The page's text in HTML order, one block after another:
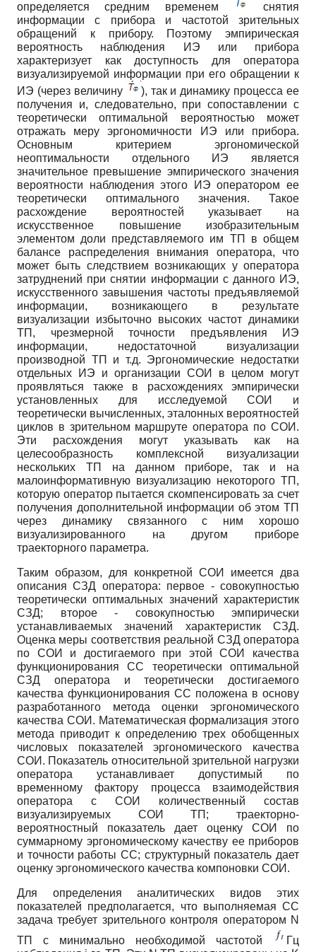
определяется средним временем
снятия
информации с прибора и частотой зрительных
обращений к прибору. Поэтому эмпирическая
вероятность наблюдения ИЭ или прибора
характеризует как доступность для оператора
визуализируемой информации при его обращении к
ИЭ (через величину
), так и динамику процесса ее
получения и, следовательно, при сопоставлении с
теоретически оптимальной вероятностью может
отражать меру эргономичности ИЭ или прибора.
Основным критерием эргономической
неоптимальности отдельного ИЭ является
значительное превышение эмпирического значения
вероятности наблюдения этого ИЭ оператором ее
теоретически оптимального значения. Такое
расхождение вероятностей указывает на
искусственное повышение изобразительным
элементом доли представляемого им ТП в общем
балансе распределения внимания оператора, что
может быть следствием возникающих у оператора
затруднений при снятии информации с данного ИЭ,
искусственного завышения частоты предъявляемой
информации, возникающего в результате
визуализации избыточно высоких частот динамики
ТП, чрезмерной точности предъявления ИЭ
информации, недостаточной визуализации
производной ТП и т.д. Эргономические недостатки
отдельных ИЭ и организации СОИ в целом могут
проявляться также в расхождениях эмпирически
установленных для исследуемой СОИ и
теоретически вычисленных, эталонных вероятностей
циклов в зрительном маршруте оператора по СОИ.
Эти расхождения могут указывать как на
целесообразность комплексной визуализации
нескольких ТП на данном приборе, так и на
малоинформативную визуализацию некоторого ТП,
которую оператор пытается скомпенсировать за счет
получения дополнительной информации об этом ТП
через динамику связанного с ним хорошо
визуализированного на другом приборе
траекторного параметра.
Таким образом, для конкретной СОИ имеется два
описания СЗД оператора: первое - совокупностью
теоретически оптимальных значений характеристик
СЗД; второе - совокупностью эмпирически
устанавливаемых значений характеристик СЗД.
Оценка меры соответствия реальной СЗД оператора
по СОИ и достигаемого при этой СОИ качества
функционирования СС теоретически оптимальной
СЗД оператора и теоретически достигаемого
качества функционирования СС положена в основу
разработанного метода оценки эргономического
качества СОИ. Математическая формализация этого
метода приводит к определению трех обобщенных
числовых показателей эргономического качества
СОИ. Показатель относительной зрительной нагрузки
оператора устанавливает допустимый по
временному фактору процесса взаимодействия
оператора с СОИ количественный состав
визуализируе­мых СОИ ТП; траекторно-
вероятностный показатель дает оценку СОИ по
суммарному эргономическому качеству ее приборов
и точности работы СС; структурный показатель дает
оценку эргономического качества компоновки СОИ.
Для определения аналитических видов этих
показателей предполагается, что выполняемая СС
задача требует зрительного контроля оператором N
ТП с минимально необходимой частотой
Гц